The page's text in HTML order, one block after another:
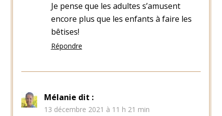
Je pense que les adultes s’amusent
encore plus que les enfants à faire les
bêtises!
Répondre
Mélanie dit :
13 décembre 2021 à 11 h 21 min